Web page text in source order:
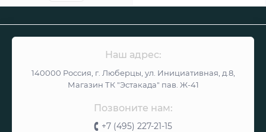
Наш адрес:
140000 Россия, г. Люберцы, ул. Инициативная, д.8,
Магазин ТК "Эстакада" пав. Ж-41
Позвоните нам:
+7 (495) 227-21-15